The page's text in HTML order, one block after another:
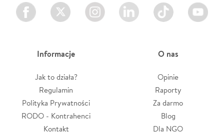
Facebook Twitter Instagram LinkedIn TikTok Youtube
Informacje
Jak to działa?
Regulamin
Polityka Prywatności
RODO - Kontrahenci
Kontakt
O nas
Opinie
Raporty
Za darmo
Blog
Dla NGO